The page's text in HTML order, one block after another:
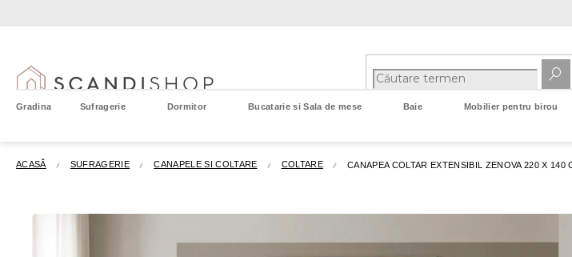
Gradina Sufragerie Dormitor Bucatarie si Sala de mese Baie Mobilier pentru birou
ACASĂ SUFRAGERIE CANAPELE SI COLTARE COLTARE CANAPEA COLTAR EXTENSIBIL ZENOVA 220 X